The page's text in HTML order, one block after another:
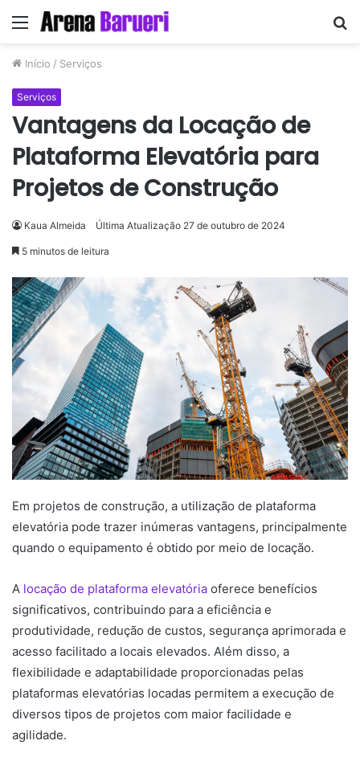
Menu
Início / Serviços
Serviços
Vantagens da Locação de
Plataforma Elevatória para
Projetos de Construção
Kaua Almeida Última Atualização 27 de outubro de 2024
5 minutos de leitura
Em projetos de construção, a utilização de plataforma
elevatória pode trazer inúmeras vantagens, principalmente
quando o equipamento é obtido por meio de locação.
A locação de plataforma elevatória oferece benefícios
significativos, contribuindo para a eficiência e
produtividade, redução de custos, segurança aprimorada e
acesso facilitado a locais elevados. Além disso, a
flexibilidade e adaptabilidade proporcionadas pelas
plataformas elevatórias locadas permitem a execução de
diversos tipos de projetos com maior facilidade e
agilidade.